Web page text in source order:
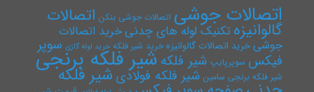
اتصالات جوشی اتصالات جوشی بنکن اتصالات
گالوانیزهتکنیک لوله های چدنیخرید اتصالات
جوشیخرید اتصالات گالوانیزه خرید شیر فلکه خرید لوله گازی سوپر
فیکس سوپرپایپ شیر فلکه شیر فلکه برنجی
شیر فلکه برنجی سامین شیر فلکه فولادی شیر فلکه